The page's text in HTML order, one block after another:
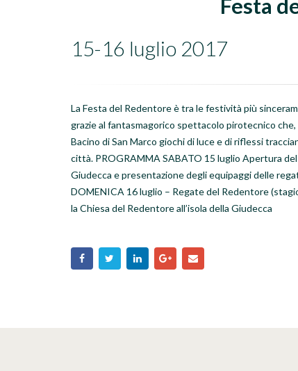
Festa
15-16 luglio 2017
La Festa del Redentore è tra le festività più
grazie al fantasmagorico spettacolo pirotecnico
Bacino di San Marco giochi di luce e di riflessi
città. PROGRAMMA SABATO 15 luglio Apertura
Giudecca e presentazione degli equipaggi delle
DOMENICA 16 luglio – Regate del Redentore
la Chiesa del Redentore all’isola della Giudecca